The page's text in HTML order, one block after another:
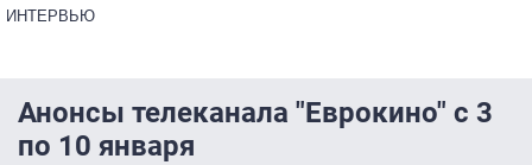
ИНТЕРВЬЮ
Анонсы телеканала "Еврокино" с 3
по 10 января